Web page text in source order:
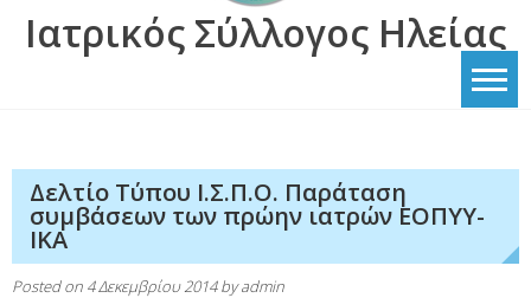
Ιατρικός Σύλλογος Ηλείας
Δελτίο Τύπου Ι.Σ.Π.Ο. Παράταση
συμβάσεων των πρώην ιατρών ΕΟΠΥΥ-
ΙΚΑ
Posted on 4 Δεκεμβρίου 2014byadmin